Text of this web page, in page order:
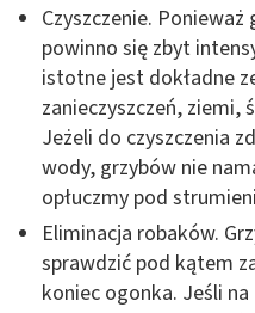
Czyszczenie.
powinno się zbyt
istotne jest dokładne
zanieczyszczeń, ziemi,
Jeżeli do czyszczenia
wody, grzybów nie
opłuczmy pod
Eliminacja robaków.
sprawdzić pod kątem
koniec ogonka. Jeśli